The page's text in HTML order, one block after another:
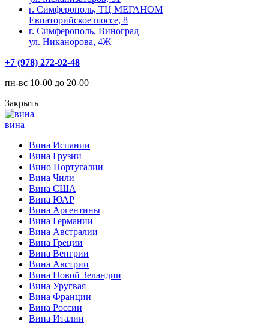
г. Симферополь, ТЦ МЕГАНОМ
Евпаторийское шоссе, 8
г. Симферополь, Виноград
ул. Никанорова, 4Ж
+7 (978) 272-92-48
пн-вс 10-00 до 20-00
Закрыть
вина
Вина Испании
Вина Грузии
Вино Португалии
Вина Чили
Вина США
Вина ЮАР
Вина Аргентины
Вина Германии
Вина Австралии
Вина Греции
Вина Венгрии
Вина Австрии
Вина Новой Зеландии
Вина Уругвая
Вина Франции
Вина России
Вина Италии